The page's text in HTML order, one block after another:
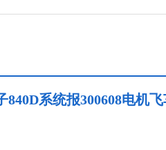
840D系统报300608电机